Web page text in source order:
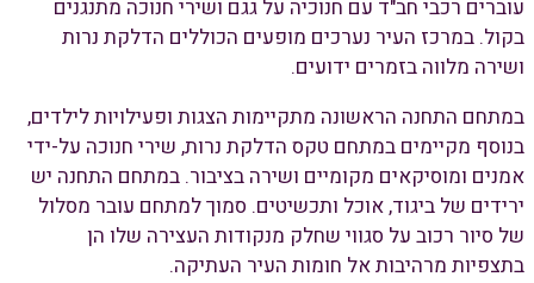
עוברים רכבי חב"ד עם חנוכיה על גגם ושירי חנוכה מתנגנים
בקול. במרכז העיר נערכים מופעים הכוללים הדלקת נרות
ושירה מלווה בזמרים ידועים.
במתחם התחנה הראשונה מתקיימות הצגות ופעילויות לילדים,
בנוסף מקיימים במתחם טקס הדלקת נרות, שירי חנוכה על-ידי
אמנים ומוסיקאים מקומיים ושירה בציבור. במתחם התחנה יש
ירידים של ביגוד, אוכל ותכשיטים. סמוך למתחם עובר מסלול
של סיור רכוב על סגווי שחלק מנקודות העצירה שלו הן
בתצפיות מרהיבות אל חומות העיר העתיקה.